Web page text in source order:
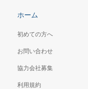
ホーム
初めての方へ
お問い合わせ
協力会社募集
利用規約